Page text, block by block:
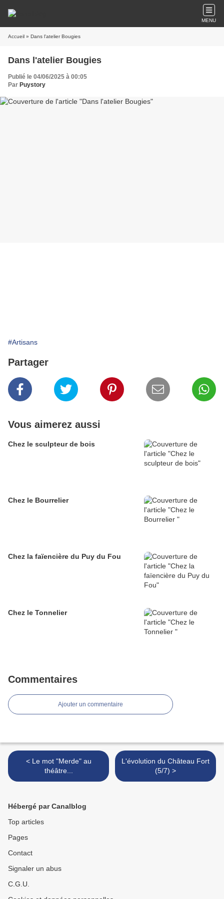
MENU
Accueil » Dans l'atelier Bougies
Dans l'atelier Bougies
Publié le 04/06/2025 à 00:05
Par Puystory
#Artisans
Partager
Vous aimerez aussi
Chez le sculpteur de bois
Chez le Bourrelier
Chez la faïencière du Puy du Fou
Chez le Tonnelier
Commentaires
Ajouter un commentaire
< Le mot "Merde" au
théâtre...
L'évolution du Château Fort
(5/7) >
Hébergé par Canalblog
Top articles
Pages
Contact
Signaler un abus
C.G.U.